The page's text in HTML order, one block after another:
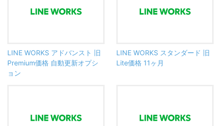
LINE WORKS アドバンスト 旧
Premium価格 自動更新オプシ
ョン
LINE WORKS スタンダード 旧
Lite価格 11ヶ月